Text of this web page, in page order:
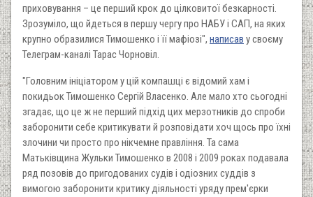
приховування – це перший крок до цілковитої безкарності.
Зрозуміло, що йдеться в першу чергу про НАБУ і САП, на яких
крупно образилися Тимошенко і її мафіозі", написав у своєму
Телеграм-каналі Тарас Чорновіл.
"Головним ініціатором у цій компашці є відомий хам і
покидьок Тимошенко Сергій Власенко. Але мало хто сьогодні
згадає, що це ж не перший підхід цих мерзотників до спроби
заборонити себе критикувати й розповідати хоч щось про їхні
злочини чи просто про нікчемне правління. Та сама
Матьківщина Жульки Тимошенко в 2008 і 2009 роках подавала
ряд позовів до пригодованих судів і одіозних суддів з
вимогою заборонити критику діяльності уряду прем'єрки